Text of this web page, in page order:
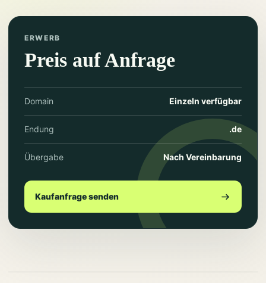
ERWERB
Preis auf Anfrage
Domain Einzeln verfügbar
Endung .de
Übergabe Nach Vereinbarung
Kaufanfrage senden